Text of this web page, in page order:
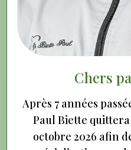
Chers
Après 7 années
Paul Biette
octobre 2026 afin